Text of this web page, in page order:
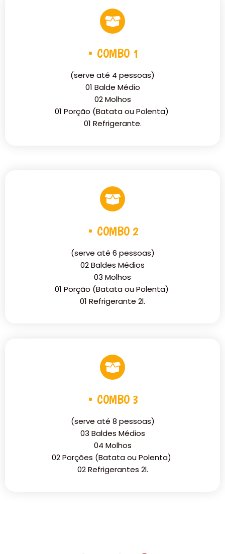
• COMBO 1
(serve até 4 pessoas)
01 Balde Médio
02 Molhos
01 Porção (Batata ou Polenta)
01 Refrigerante.
• COMBO 2
(serve até 6 pessoas)
02 Baldes Médios
03 Molhos
01 Porção (Batata ou Polenta)
01 Refrigerante 2l.
• COMBO 3
(serve até 8 pessoas)
03 Baldes Médios
04 Molhos
02 Porções (Batata ou Polenta)
02 Refrigerantes 2l.